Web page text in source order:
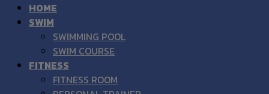
HOME
SWIM
SWIMMING POOL
SWIM COURSE
FITNESS
FITNESS ROOM